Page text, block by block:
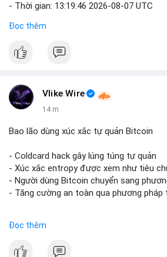
- Thời gian: 13:19:46 2026-08-07 UTC
Nhận định phân tích:
quá lớn để tạo áp lực bán trực tiếp lên
tận dụng vùng giá điều chỉnh để gom
giá trong dài hạn. Tâm lý thị trường có
Nhà đầu tư nhỏ lẻ nên quan sát thêm
trong 24-48 giờ, tránh hành động theo
không phải tín hiệu bán, nhưng cần theo
để xác định xu hướng rõ ràng hơn.
#giabtc65269
Đọc thêm
Vlike Wire
14 m
Bao lão dùng xúc xắc tự quản Bitcoin
- Coldcard hack gây lúng túng tự quản
- Xúc xắc entropy được xem như tiêu
- Người dùng Bitcoin chuyển sang
- Tăng cường an toàn qua phương
Đọc thêm